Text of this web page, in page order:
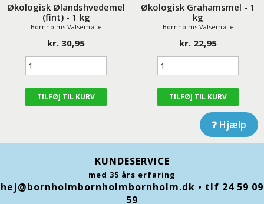
Økologisk Ølandshvedemel
(fint) - 1 kg
Bornholms Valsemølle
kr. 30,95
Økologisk Grahamsmel - 1
kg
Bornholms Valsemølle
kr. 22,95
Hjælp
KUNDESERVICE
med 35 års erfaring
hej@bornholmbornholmbornholm.dk • tlf 24 59 09
59